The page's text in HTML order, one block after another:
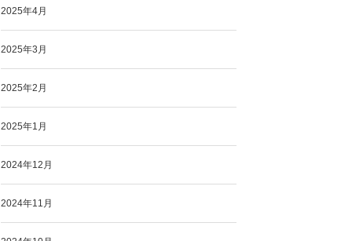
2025年4月
2025年3月
2025年2月
2025年1月
2024年12月
2024年11月